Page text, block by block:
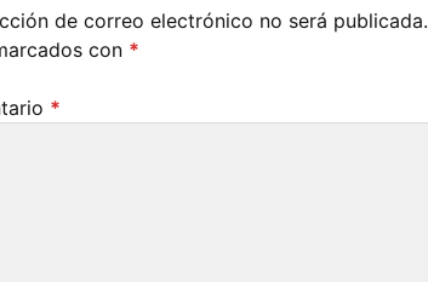
de correo electrónico no será publicada.
con *
*